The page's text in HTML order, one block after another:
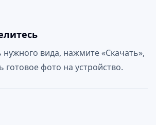
нужного вида, нажмите «Скачать»,
готовое фото на устройство.